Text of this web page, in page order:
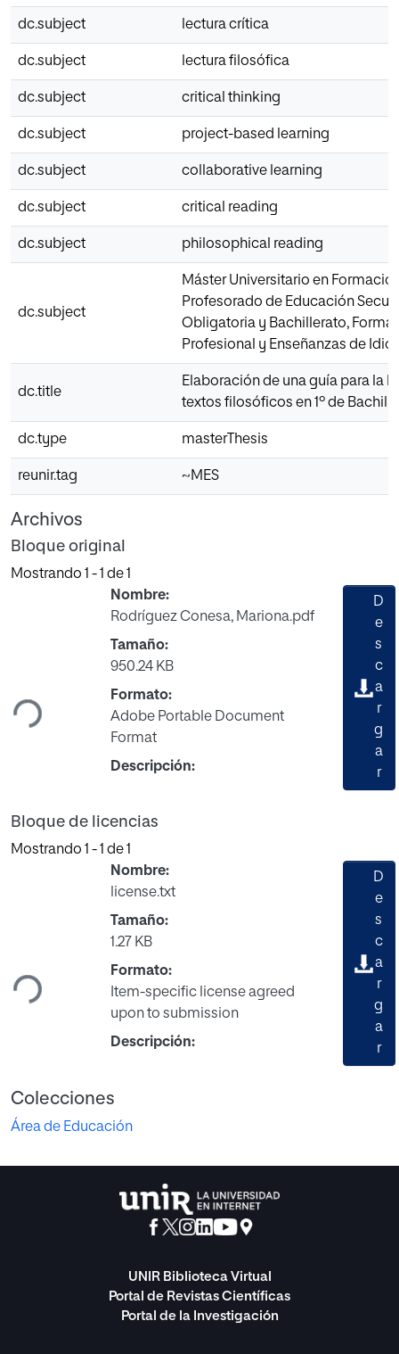
dc.subject lectura crítica
dc.subject lectura filosófica
dc.subject critical thinking
dc.subject project-based learning
dc.subject collaborative learning
dc.subject critical reading
dc.subject philosophical reading
dc.subject
Máster Universitario en
Profesorado de Educación
Obligatoria y Bachillerato,
Profesional y Enseñanzas de
dc.title
Elaboración de una guía para la
textos filosóficos en 1º de
dc.type masterThesis
reunir.tag ~MES
Archivos
Bloque original
Mostrando 1 - 1 de 1
Cargando...
Nombre:
Rodríguez Conesa, Mariona.pdf
Tamaño:
950.24 KB
Formato:
Adobe Portable Document
Format
Descripción:
D
e
s
c
a
r
g
a
r
Bloque de licencias
Mostrando 1 - 1 de 1
Cargando...
Nombre:
license.txt
Tamaño:
1.27 KB
Formato:
Item-specific license agreed
upon to submission
Descripción:
D
e
s
c
a
r
g
a
r
Colecciones
Área de Educación
UNIR Biblioteca Virtual
Portal de Revistas Científicas
Portal de la Investigación